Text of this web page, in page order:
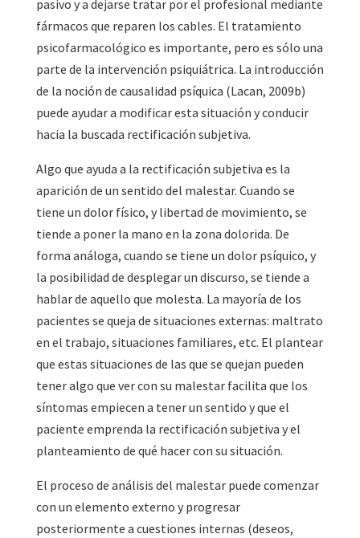
pasivo y a dejarse tratar por el profesional mediante
fármacos que reparen los cables. El tratamiento
psicofarmacológico es importante, pero es sólo una
parte de la intervención psiquiátrica. La introducción
de la noción de causalidad psíquica (Lacan, 2009b)
puede ayudar a modificar esta situación y conducir
hacia la buscada rectificación subjetiva.
Algo que ayuda a la rectificación subjetiva es la
aparición de un sentido del malestar. Cuando se
tiene un dolor físico, y libertad de movimiento, se
tiende a poner la mano en la zona dolorida. De
forma análoga, cuando se tiene un dolor psíquico, y
la posibilidad de desplegar un discurso, se tiende a
hablar de aquello que molesta. La mayoría de los
pacientes se queja de situaciones externas: maltrato
en el trabajo, situaciones familiares, etc. El plantear
que estas situaciones de las que se quejan pueden
tener algo que ver con su malestar facilita que los
síntomas empiecen a tener un sentido y que el
paciente emprenda la rectificación subjetiva y el
planteamiento de qué hacer con su situación.
El proceso de análisis del malestar puede comenzar
con un elemento externo y progresar
posteriormente a cuestiones internas (deseos,